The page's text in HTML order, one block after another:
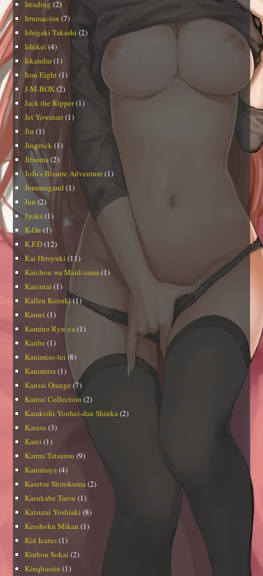
Ireading (2)
Irrumacion (7)
Ishigaki Takashi (2)
Ishikei (4)
Iskandar(1)
Itou Eight (1)
J-M-BOX(2)
Jack the Ripper(1)
Jet Yowatari (1)
Jin (1)
Jingrock (1)
Jitsuma (2)
JoJo's Bizarre Adventure (1)
Jormungand (1)
Jun (2)
Jyoka (1)
K-On (1)
K.F.D(12)
Kai Hiroyuki (11)
Kaichou wa Maid-sama (1)
Kaientai (1)
Kallen Kozuki(1)
Kamei (1)
Kamino Ryu-ya (1)
Kanbe (1)
Kanimiso-tei(8)
Kanimura (1)
Kansai Orange (7)
Kantai Collection (2)
Karakishi Youhei-dan Shinka (2)
Karasu (3)
Karei (1)
Karma Tatsurou (9)
Karumaya (4)
Kasetsu Shirokuma (2)
Kasukabe Tarou (1)
Katsurai Yoshiaki (8)
Kesshoku Mikan (1)
Kid Icarus(1)
Kinbou Sokai (2)
Kinqhassin (1)